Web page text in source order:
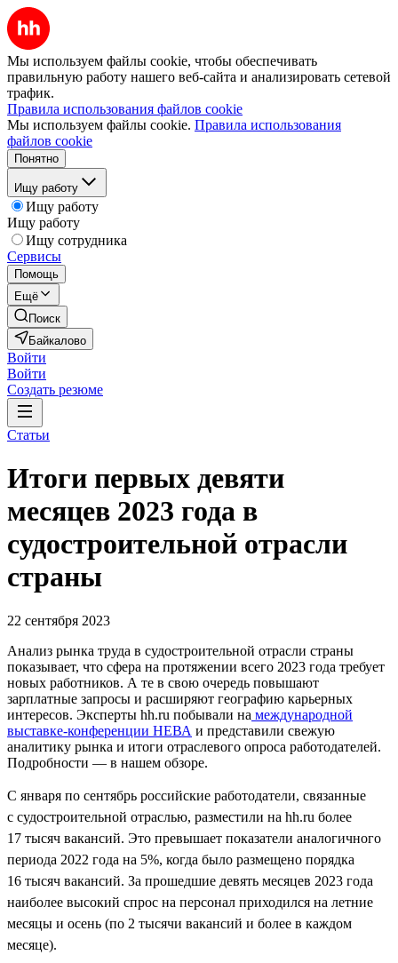
Мы используем файлы cookie, чтобы обеспечивать
правильную работу нашего веб-сайта и анализировать сетевой
трафик.
Правила использования файлов cookie
Мы используем файлы cookie. Правила использования
файлов cookie
Понятно
Ищу работу
Ищу работу
Ищу работу
Ищу сотрудника
Сервисы
Помощь
Ещё
Поиск
Байкалово
Войти
Войти
Создать резюме
Статьи
Итоги первых девяти
месяцев 2023 года в
судостроительной отрасли
страны
22 сентября 2023
Анализ рынка труда в судостроительной отрасли страны
показывает, что сфера на протяжении всего 2023 года требует
новых работников. А те в свою очередь повышают
зарплатные запросы и расширяют географию карьерных
интересов. Эксперты hh.ru побывали на международной
выставке-конференции НЕВА и представили свежую
аналитику рынка и итоги отраслевого опроса работодателей.
Подробности — в нашем обзоре.
С января по сентябрь российские работодатели, связанные
с судостроительной отраслью, разместили на hh.ru более
17 тысяч вакансий. Это превышает показатели аналогичного
периода 2022 года на 5%, когда было размещено порядка
16 тысяч вакансий. За прошедшие девять месяцев 2023 года
наиболее высокий спрос на персонал приходился на летние
месяцы и осень (по 2 тысячи вакансий и более в каждом
месяце).